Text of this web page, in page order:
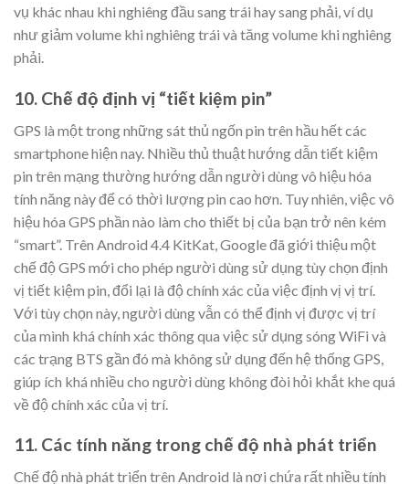
vụ khác nhau khi nghiêng đầu sang trái hay sang phải, ví dụ
như giảm volume khi nghiêng trái và tăng volume khi nghiêng
phải.
10. Chế độ định vị “tiết kiệm pin”
GPS là một trong những sát thủ ngốn pin trên hầu hết các
smartphone hiện nay. Nhiều thủ thuật hướng dẫn tiết kiệm
pin trên mạng thường hướng dẫn người dùng vô hiệu hóa
tính năng này để có thời lượng pin cao hơn. Tuy nhiên, việc vô
hiệu hóa GPS phần nào làm cho thiết bị của bạn trở nên kém
“smart”. Trên Android 4.4 KitKat, Google đã giới thiệu một
chế độ GPS mới cho phép người dùng sử dụng tùy chọn định
vị tiết kiệm pin, đổi lại là độ chính xác của việc định vị vị trí.
Với tùy chọn này, người dùng vẫn có thể định vị được vị trí
của mình khá chính xác thông qua việc sử dụng sóng WiFi và
các trạng BTS gần đó mà không sử dụng đến hệ thống GPS,
giúp ích khá nhiều cho người dùng không đòi hỏi khắt khe quá
về độ chính xác của vị trí.
11. Các tính năng trong chế độ nhà phát triển
Chế độ nhà phát triển trên Android là nơi chứa rất nhiều tính